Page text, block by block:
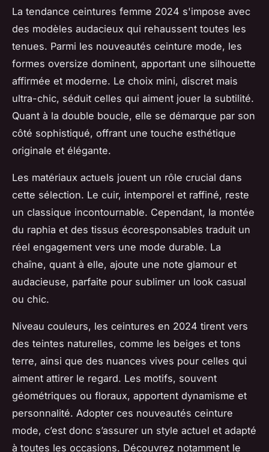
La tendance ceintures femme 2024 s'impose avec
des modèles audacieux qui rehaussent toutes les
tenues. Parmi les nouveautés ceinture mode, les
formes oversize dominent, apportant une silhouette
affirmée et moderne. Le choix mini, discret mais
ultra-chic, séduit celles qui aiment jouer la subtilité.
Quant à la double boucle, elle se démarque par son
côté sophistiqué, offrant une touche esthétique
originale et élégante.
Les matériaux actuels jouent un rôle crucial dans
cette sélection. Le cuir, intemporel et raffiné, reste
un classique incontournable. Cependant, la montée
du raphia et des tissus écoresponsables traduit un
réel engagement vers une mode durable. La
chaîne, quant à elle, ajoute une note glamour et
audacieuse, parfaite pour sublimer un look casual
ou chic.
Niveau couleurs, les ceintures en 2024 tirent vers
des teintes naturelles, comme les beiges et tons
terre, ainsi que des nuances vives pour celles qui
aiment attirer le regard. Les motifs, souvent
géométriques ou floraux, apportent dynamisme et
personnalité. Adopter ces nouveautés ceinture
mode, c’est donc s’assurer un style actuel et adapté
à toutes les occasions. Découvrez notamment le